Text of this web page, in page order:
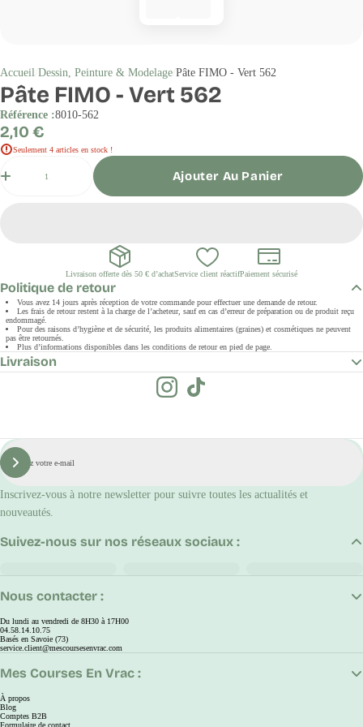
Accueil Dessin, Peinture & Modelage Pâte FIMO - Vert 562
Pâte FIMO - Vert 562
Référence :8010-562
Prix
régulier
2,10 €
Seulement 4 articles en stock !
Ajouter Au Panier
Livraison offerte dès 50 € d’achatService client réactifPaiement sécurisé
Politique de retour
Vous avez 14 jours après réception de votre commande pour effectuer une demande de retour.
Les frais de retour restent à la charge de l’acheteur, sauf en cas d’erreur de préparation ou de produit reçu
endommagé.
Pour des raisons d’hygiène et de sécurité, les produits alimentaires (graines) et cosmétiques ne peuvent
pas être retournés.
Plus d’informations disponibles dans les conditions de retour en pied de page.
Livraison
E-
mail
S'inscrire
Inscrivez-vous à notre newsletter pour suivre toutes les actualités et
nouveautés.
Nous contacter :
Du lundi au vendredi de 8H30 à 17H00
04.58.14.10.75
Basés en Savoie (73)
service.client@mescoursesenvrac.com
Mes Courses En Vrac :
À propos
Blog
Comptes B2B
Formulaire de contact
Suivez-nous sur nos réseaux sociaux :